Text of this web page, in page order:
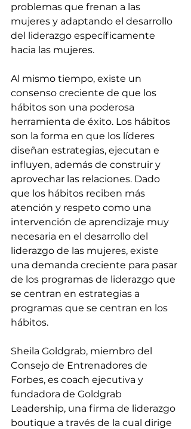
problemas que frenan a las
mujeres y adaptando el desarrollo
del liderazgo específicamente
hacia las mujeres.
Al mismo tiempo, existe un
consenso creciente de que los
hábitos son una poderosa
herramienta de éxito. Los hábitos
son la forma en que los líderes
diseñan estrategias, ejecutan e
influyen, además de construir y
aprovechar las relaciones. Dado
que los hábitos reciben más
atención y respeto como una
intervención de aprendizaje muy
necesaria en el desarrollo del
liderazgo de las mujeres, existe
una demanda creciente para pasar
de los programas de liderazgo que
se centran en estrategias a
programas que se centran en los
hábitos.
Sheila Goldgrab, miembro del
Consejo de Entrenadores de
Forbes, es coach ejecutiva y
fundadora de Goldgrab
Leadership, una firma de liderazgo
boutique a través de la cual dirige